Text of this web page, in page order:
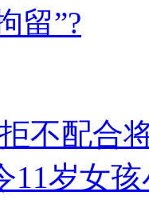
留”?
不配合
11岁女